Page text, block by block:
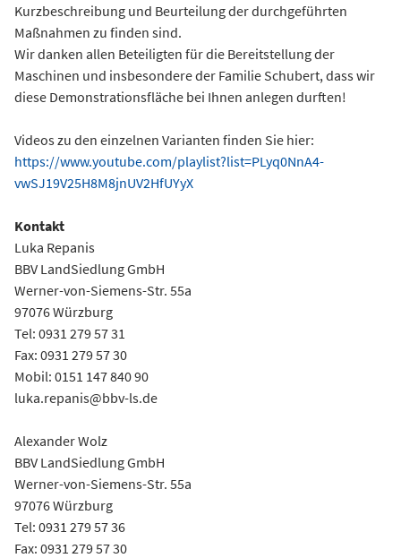
Kurzbeschreibung und Beurteilung der durchgeführten
Maßnahmen zu finden sind.
Wir danken allen Beteiligten für die Bereitstellung der
Maschinen und insbesondere der Familie Schubert, dass wir
diese Demonstrationsfläche bei Ihnen anlegen durften!
Videos zu den einzelnen Varianten finden Sie hier:
https://www.youtube.com/playlist?list=PLyq0NnA4-
vwSJ19V25H8M8jnUV2HfUYyX
Kontakt
Luka Repanis
BBV LandSiedlung GmbH
Werner-von-Siemens-Str. 55a
97076 Würzburg
Tel: 0931 279 57 31
Fax: 0931 279 57 30
Mobil: 0151 147 840 90
luka.repanis@bbv-ls.de
Alexander Wolz
BBV LandSiedlung GmbH
Werner-von-Siemens-Str. 55a
97076 Würzburg
Tel: 0931 279 57 36
Fax: 0931 279 57 30